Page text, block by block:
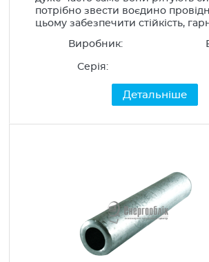
потрібно звести воєдино
цьому забезпечити стійкість,
Виробник:
Серія:
Детальніше